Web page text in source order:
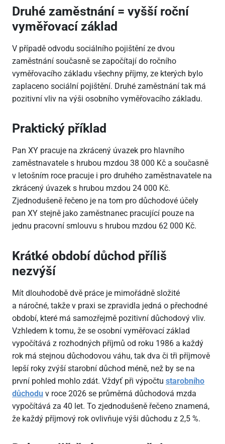
Druhé zaměstnání = vyšší roční
vyměřovací základ
V případě odvodu sociálního pojištění ze dvou
zaměstnání současně se započítají do ročního
vyměřovacího základu všechny příjmy, ze kterých bylo
zaplaceno sociální pojištění. Druhé zaměstnání tak má
pozitivní vliv na výši osobního vyměřovacího základu.
Praktický příklad
Pan XY pracuje na zkrácený úvazek pro hlavního
zaměstnavatele s hrubou mzdou 38 000 Kč a současně
v letošním roce pracuje i pro druhého zaměstnavatele na
zkrácený úvazek s hrubou mzdou 24 000 Kč.
Zjednodušeně řečeno je na tom pro důchodové účely
pan XY stejně jako zaměstnanec pracující pouze na
jednu pracovní smlouvu s hrubou mzdou 62 000 Kč.
Krátké období důchod příliš
nezvýší
Mít dlouhodobě dvě práce je mimořádně složité
a náročné, takže v praxi se zpravidla jedná o přechodné
období, které má samozřejmě pozitivní důchodový vliv.
Vzhledem k tomu, že se osobní vyměřovací základ
vypočítává z rozhodných příjmů od roku 1986 a každý
rok má stejnou důchodovou váhu, tak dva či tři příjmově
lepší roky zvýší starobní důchod méně, než by se na
první pohled mohlo zdát. Vždyť při výpočtu starobního
důchodu v roce 2026 se průměrná důchodová mzda
vypočítává za 40 let. To zjednodušeně řečeno znamená,
že každý příjmový rok ovlivňuje výši důchodu z 2,5 %.